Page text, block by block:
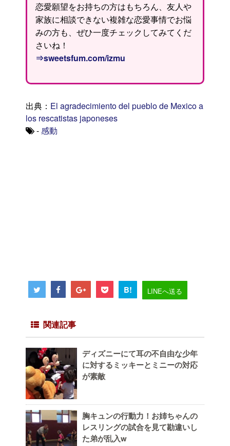
恋愛願望をお持ちの方はもちろん、友人や
家族に相談できない複雑な恋愛事情でお悩
みの方も、ぜひ一度チェックしてみてくだ
さいね！
⇒sweetsfum.com/izmu
出典： El agradecimiento del pueblo de Mexico a
los rescatistas japoneses
-感動
B! LINEへ送る
関連記事
ディズニーにて耳の不自由な少年
に対するミッキーとミニーの対応
が素敵
胸キュンの行動力！お姉ちゃんの
レスリングの試合を見て勘違いし
た弟が乱入w